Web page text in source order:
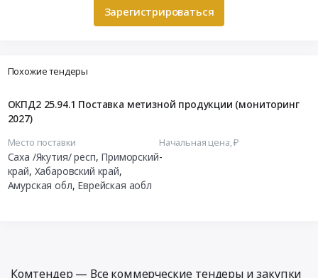
Зарегистрироваться
Похожие тендеры
ОКПД2 25.94.1 Поставка метизной продукции (мониторинг
2027)
Место поставки
Саха /Якутия/ респ, Приморский
край, Хабаровский край,
Амурская обл, Еврейская аобл
Начальная цена, ₽
-
Комтендер — Все коммерческие тендеры и закупки